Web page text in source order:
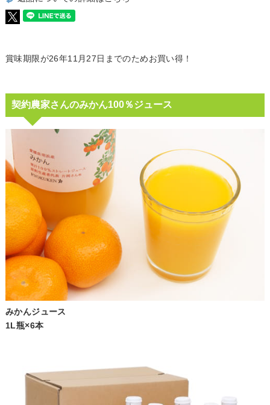
賞味期限が26年11月27日までのためお買い得！
契約農家さんのみかん100％ジュース
みかんジュース
1L瓶×6本